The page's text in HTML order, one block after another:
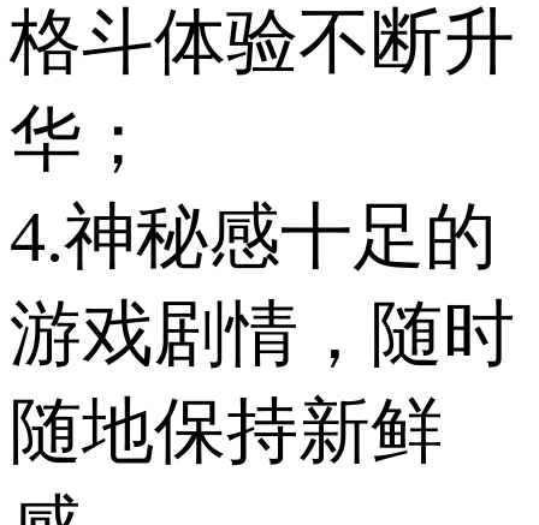
格斗体验不断升
华；
4.神秘感十足的
游戏剧情，随时
随地保持新鲜